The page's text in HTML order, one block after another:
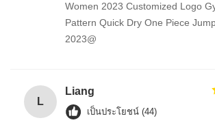
Women 2023 Customized Logo
Pattern Quick Dry One Piece
2023@
L
Liang
เป็นประโยชน์ (44)